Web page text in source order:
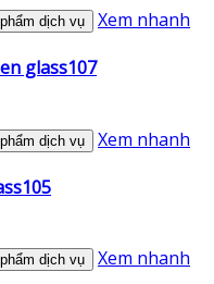
dịch vụ Xem nhanh
glass107
dịch vụ Xem nhanh
dịch vụ Xem nhanh